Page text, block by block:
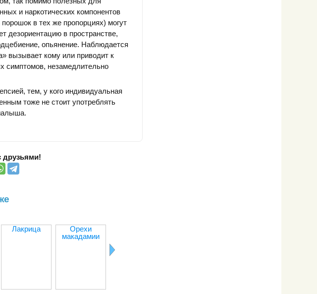
и наркотических компонентов
в тех же пропорциях) могут
дезориентацию в пространстве,
опьянение. Наблюдается
вызывает кому или приводит к
симптомов, незамедлительно
тем, у кого индивидуальная
тоже не стоит употреблять
друзьями!
Лакрица
Орехи
макадамии